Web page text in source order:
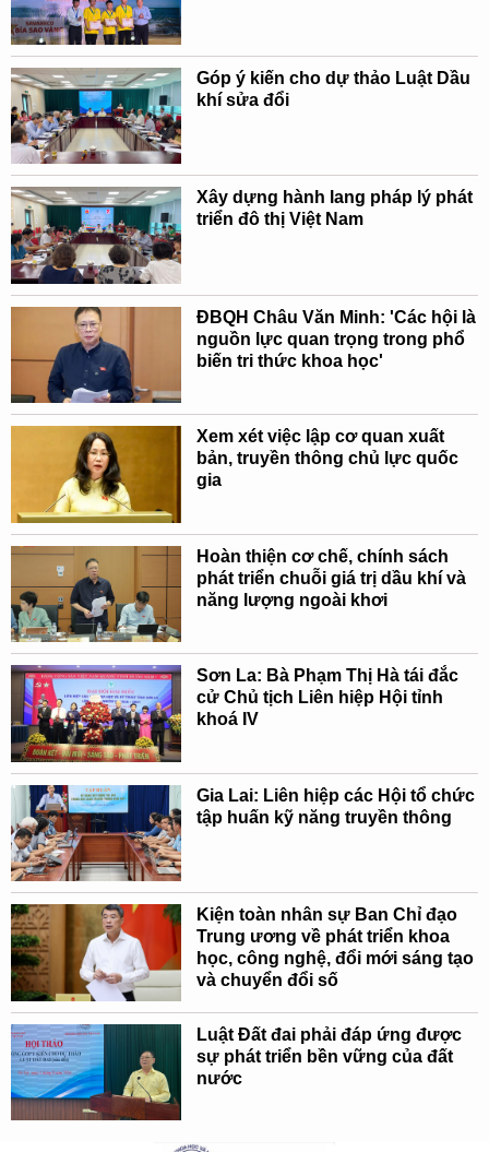
Góp ý kiến cho dự thảo Luật Dầu
khí sửa đổi
Xây dựng hành lang pháp lý phát
triển đô thị Việt Nam
ĐBQH Châu Văn Minh: 'Các hội là
nguồn lực quan trọng trong phổ
biến tri thức khoa học'
Xem xét việc lập cơ quan xuất
bản, truyền thông chủ lực quốc
gia
Hoàn thiện cơ chế, chính sách
phát triển chuỗi giá trị dầu khí và
năng lượng ngoài khơi
Sơn La: Bà Phạm Thị Hà tái đắc
cử Chủ tịch Liên hiệp Hội tỉnh
khoá IV
Gia Lai: Liên hiệp các Hội tổ chức
tập huấn kỹ năng truyền thông
Kiện toàn nhân sự Ban Chỉ đạo
Trung ương về phát triển khoa
học, công nghệ, đổi mới sáng tạo
và chuyển đổi số
Luật Đất đai phải đáp ứng được
sự phát triển bền vững của đất
nước